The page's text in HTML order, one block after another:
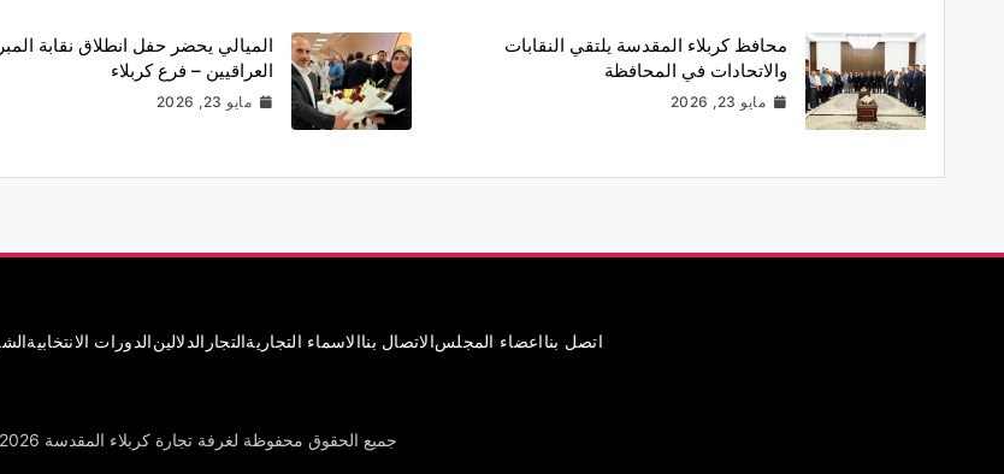
محافظ كربلاء المقدسة يلتقي النقابات
والاتحادات في المحافظة
مايو 23, 2026
الميالي يحضر حفل انطلاق نقابة
العراقيين – فرع كربلاء
مايو 23, 2026
اتصل بنااعضاء المجلسالاتصال بناالاسماء التجاريةالتجار الدلالينالدورات الانتخابية
جميع الحقوق محفوظة لغرفة تجارة كربلاء المقدسة 2026.